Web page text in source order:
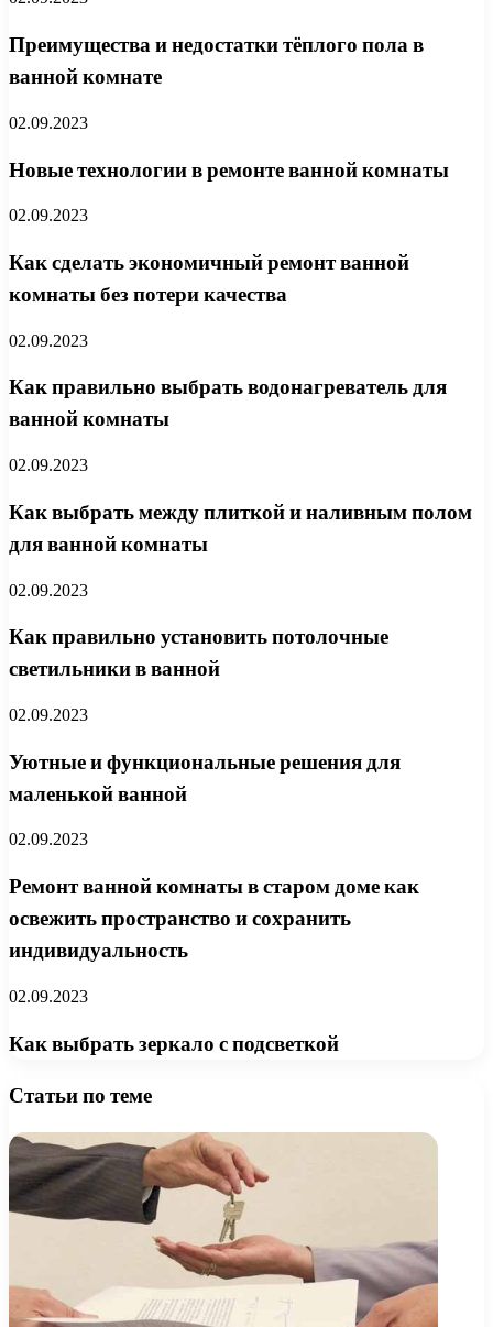
Преимущества и недостатки тёплого пола в
ванной комнате
02.09.2023
Новые технологии в ремонте ванной комнаты
02.09.2023
Как сделать экономичный ремонт ванной
комнаты без потери качества
02.09.2023
Как правильно выбрать водонагреватель для
ванной комнаты
02.09.2023
Как выбрать между плиткой и наливным полом
для ванной комнаты
02.09.2023
Как правильно установить потолочные
светильники в ванной
02.09.2023
Уютные и функциональные решения для
маленькой ванной
02.09.2023
Ремонт ванной комнаты в старом доме как
освежить пространство и сохранить
индивидуальность
02.09.2023
Как выбрать зеркало с подсветкой
Статьи по теме